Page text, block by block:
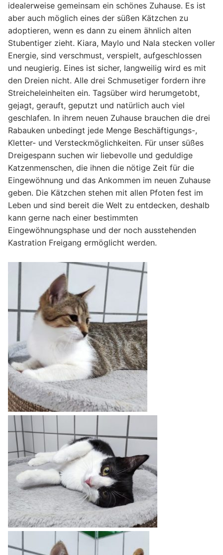
idealerweise gemeinsam ein schönes Zuhause. Es ist
aber auch möglich eines der süßen Kätzchen zu
adoptieren, wenn es dann zu einem ähnlich alten
Stubentiger zieht. Kiara, Maylo und Nala stecken voller
Energie, sind verschmust, verspielt, aufgeschlossen
und neugierig. Eines ist sicher, langweilig wird es mit
den Dreien nicht. Alle drei Schmusetiger fordern ihre
Streicheleinheiten ein. Tagsüber wird herumgetobt,
gejagt, gerauft, geputzt und natürlich auch viel
geschlafen. In ihrem neuen Zuhause brauchen die drei
Rabauken unbedingt jede Menge Beschäftigungs-,
Kletter- und Versteckmöglichkeiten. Für unser süßes
Dreigespann suchen wir liebevolle und geduldige
Katzenmenschen, die ihnen die nötige Zeit für die
Eingewöhnung und das Ankommen im neuen Zuhause
geben. Die Kätzchen stehen mit allen Pfoten fest im
Leben und sind bereit die Welt zu entdecken, deshalb
kann gerne nach einer bestimmten
Eingewöhnungsphase und der noch ausstehenden
Kastration Freigang ermöglicht werden.